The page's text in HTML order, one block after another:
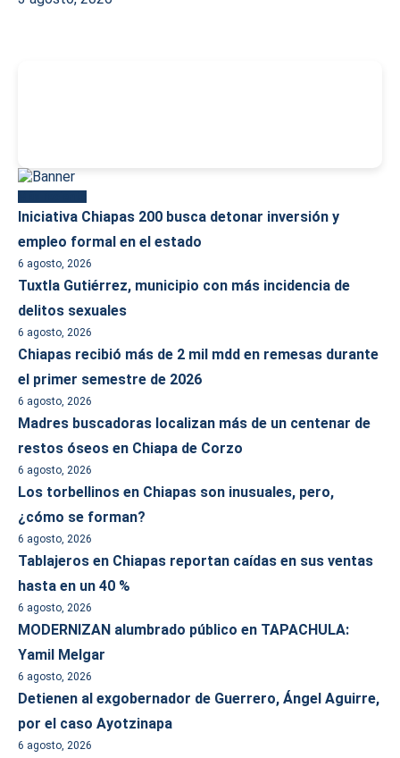
Iniciativa Chiapas 200 busca detonar inversión y
empleo formal en el estado
6 agosto, 2026
Tuxtla Gutiérrez, municipio con más incidencia de
delitos sexuales
6 agosto, 2026
Chiapas recibió más de 2 mil mdd en remesas durante
el primer semestre de 2026
6 agosto, 2026
Madres buscadoras localizan más de un centenar de
restos óseos en Chiapa de Corzo
6 agosto, 2026
Los torbellinos en Chiapas son inusuales, pero,
¿cómo se forman?
6 agosto, 2026
Tablajeros en Chiapas reportan caídas en sus ventas
hasta en un 40 %
6 agosto, 2026
MODERNIZAN alumbrado público en TAPACHULA:
Yamil Melgar
6 agosto, 2026
Detienen al exgobernador de Guerrero, Ángel Aguirre,
por el caso Ayotzinapa
6 agosto, 2026